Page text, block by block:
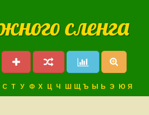
сленга
С Т У Ф Х Ц Ч Ш Щ Ъ Ы Ь Э Ю Я